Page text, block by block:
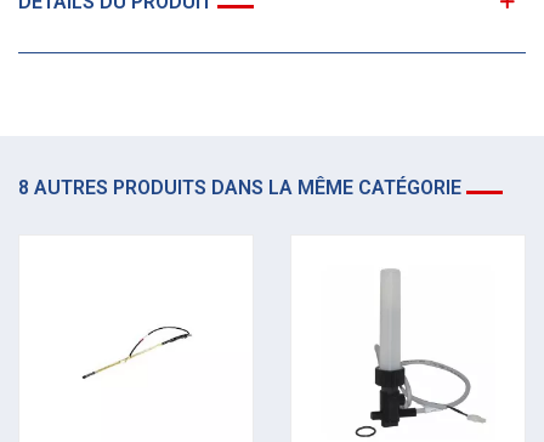
8 AUTRES PRODUITS DANS LA MÊME CATÉGORIE